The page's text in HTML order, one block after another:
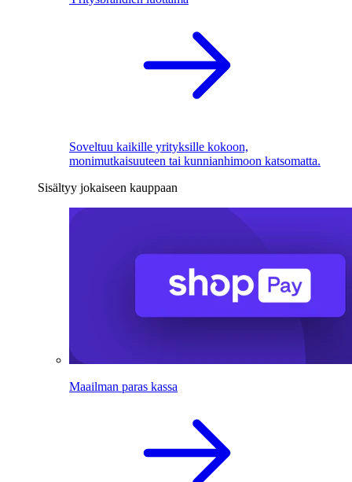
Soveltuu kaikille yrityksille kokoon,
monimutkaisuuteen tai kunnianhimoon katsomatta.
Sisältyy jokaiseen kauppaan
Maailman paras kassa